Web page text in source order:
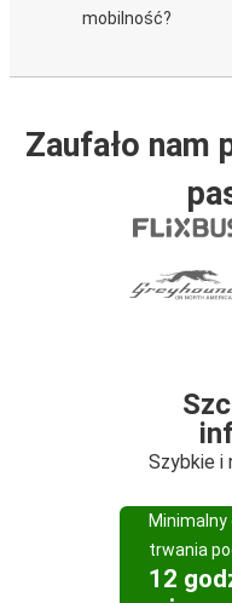
mobilność?
Zaufało nam
Szybkie i
Minimalny
trwania
12